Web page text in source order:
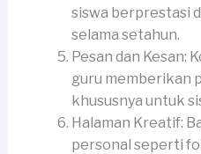
siswa berprestasi
selama setahun.
Pesan dan Kesan:
guru memberikan
khususnya untuk
Halaman Kreatif:
personal seperti